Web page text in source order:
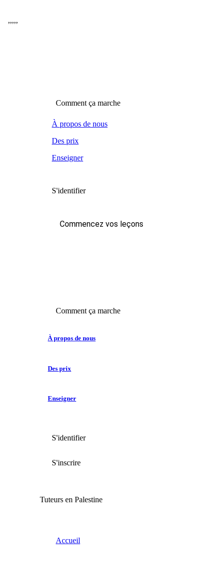
,,,,,
Comment ça marche
À propos de nous
Des prix
Enseigner
S'identifier
Commencez vos leçons
Comment ça marche
À propos de nous
Des prix
Enseigner
S'identifier
S'inscrire
Tuteurs en Palestine
Accueil